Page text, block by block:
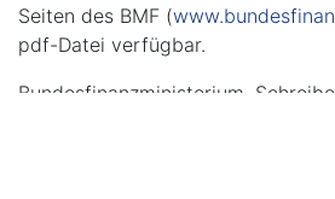
Seiten des BMF (
pdf-Datei verfügbar.
Bundesfinanzministerium,